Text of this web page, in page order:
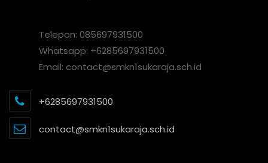
Telepon: 085697931500
Whatsapp: +6285697931500
Email: contact@smkn1sukaraja.sch.id
+6285697931500
contact@smkn1sukaraja.sch.id